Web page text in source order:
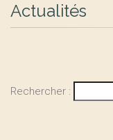
Actualités
Rechercher :